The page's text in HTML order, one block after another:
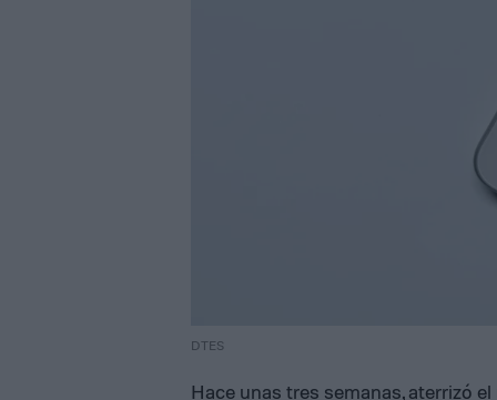
DTES
Hace unas tres semanas, aterrizó